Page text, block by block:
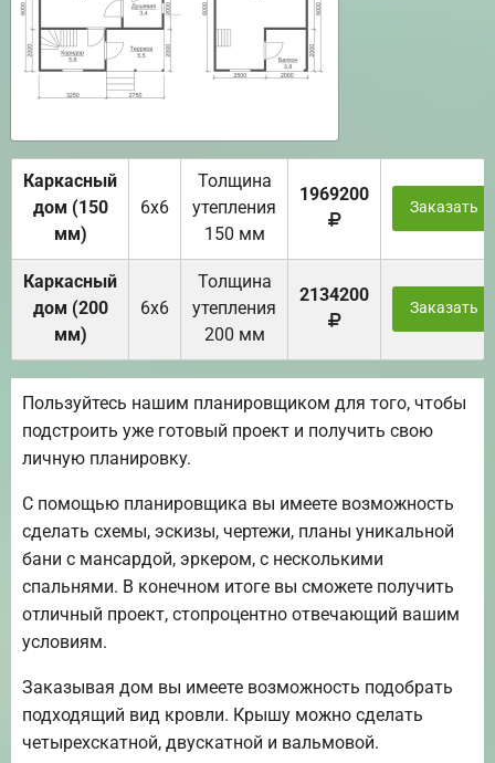
Каркасный
дом (150
мм)
6х6
Толщина
утепления
150 мм
1969200
Заказать
Каркасный
дом (200
мм)
6х6
Толщина
утепления
200 мм
2134200
Заказать
Пользуйтесь нашим планировщиком для того, чтобы
подстроить уже готовый проект и получить свою
личную планировку.
С помощью планировщика вы имеете возможность
сделать схемы, эскизы, чертежи, планы уникальной
бани с мансардой, эркером, с несколькими
спальнями. В конечном итоге вы сможете получить
отличный проект, стопроцентно отвечающий вашим
условиям.
Заказывая дом вы имеете возможность подобрать
подходящий вид кровли. Крышу можно сделать
четырехскатной, двускатной и вальмовой.